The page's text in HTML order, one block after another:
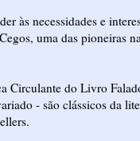
às necessidades e
uma das pioneiras
Circulante do Livro
- são clássicos da